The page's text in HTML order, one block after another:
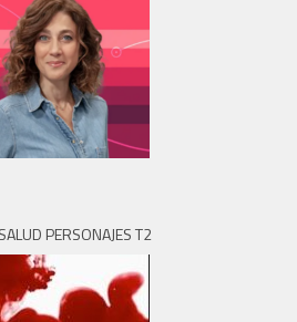
PERSONAJES T2